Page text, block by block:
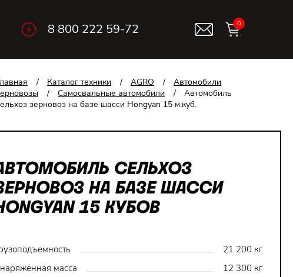
8 800 222 59-72 0
/ Каталог техники / AGRO /
Автомобили
/ Самосвальные автомобили /
Автомобиль
зерновоз на базе шасси Hongyan 15 м.куб.
СЕЛЬХОЗ
НА БАЗЕ ШАССИ
15 КУБОВ
21 200 кг
масса
12 300 кг